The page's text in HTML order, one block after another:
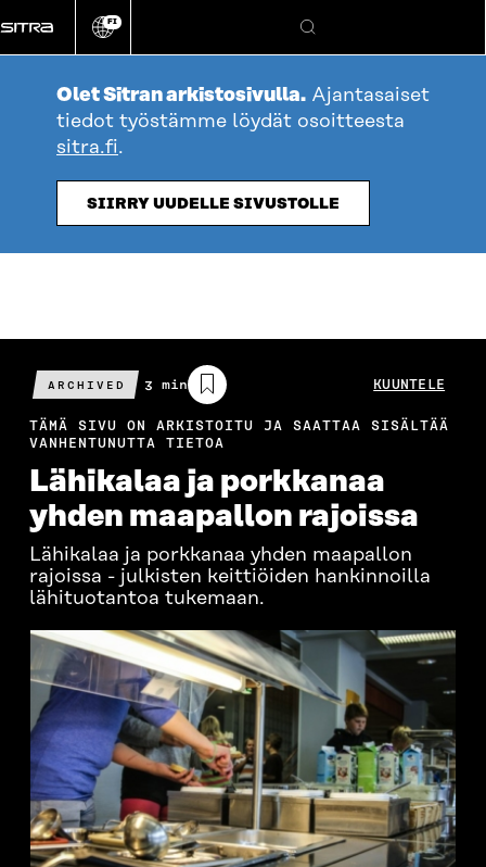
suoraan
sisältöön
Vaihda
kieli
FI
Hae
Olet Sitran arkistosivulla. Ajantasaiset
tiedot työstämme löydät osoitteesta
sitra.fi.
SIIRRY UUDELLE SIVUSTOLLE
ARCHIVED
Arvioitu
lukuaika
3 min KUUNTELE
TÄMÄ SIVU ON ARKISTOITU JA SAATTAA SISÄLTÄÄ
VANHENTUNUTTA TIETOA
Lähikalaa ja porkkanaa
yhden maapallon rajoissa
Lähikalaa ja porkkanaa yhden maapallon
rajoissa - julkisten keittiöiden hankinnoilla
lähituotantoa tukemaan.